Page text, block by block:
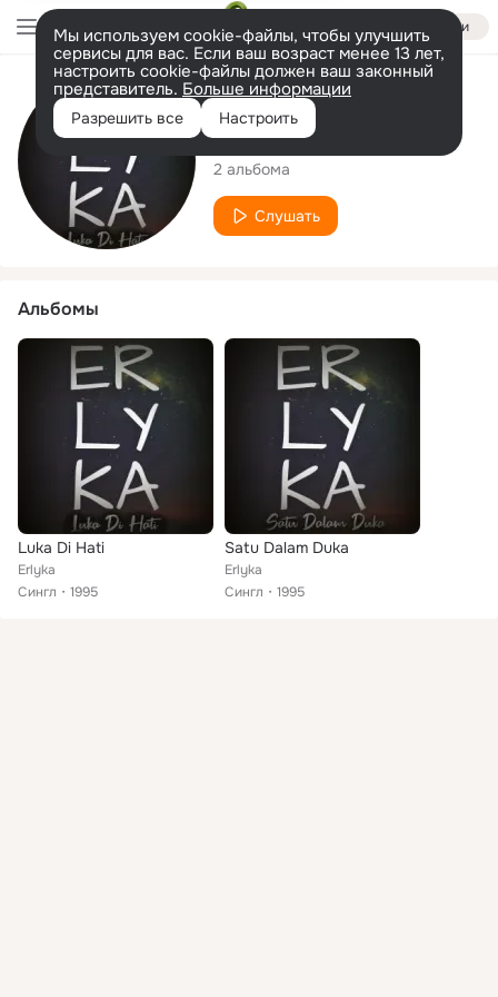
Войти
Мы используем cookie-файлы, чтобы улучшить
сервисы для вас. Если ваш возраст менее 13 лет,
настроить cookie-файлы должен ваш законный
представитель. Больше информации
Разрешить все Настроить
Исполнитель
Erlyka
2 альбома
Слушать
Альбомы
Luka Di Hati
Erlyka
Сингл
1995
Satu Dalam Duka
Erlyka
Сингл
1995